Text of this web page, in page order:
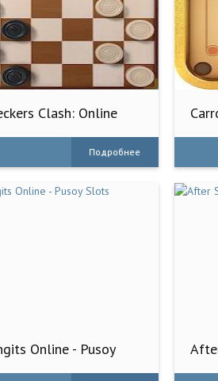
Clash: Online
Подробнее
Online - Pusoy